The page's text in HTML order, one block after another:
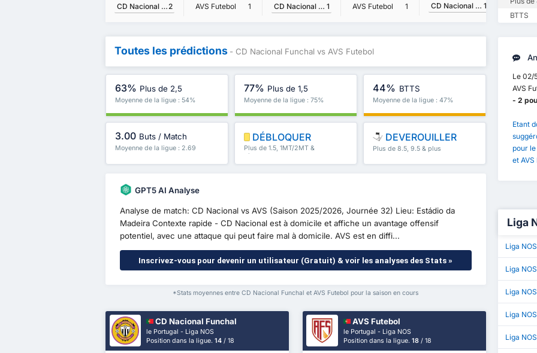
CD Nacional Funchal 2
AVS Futebol
1
CD Nacional Funchal 1
AVS Futebol
1
CD Nacional Funchal 1
Toutes les prédictions - CD Nacional Funchal vs AVS Futebol
63% Plus de 2,5
Moyenne de la ligue : 54%
77% Plus de 1,5
Moyenne de la ligue : 75%
44% BTTS
Moyenne de la ligue : 47%
3.00 Buts / Match
Moyenne de la ligue : 2.69
DÉBLOQUER
Plus de 1.5, 1MT/2MT &
plus
DEVEROUILLER
Plus de 8.5, 9.5 & plus
GPT5 AI Analyse
Analyse de match: CD Nacional vs AVS (Saison 2025/2026, Journée 32) Lieu: Estádio da
Madeira Contexte rapide - CD Nacional est à domicile et affiche un avantage offensif
potentiel, avec une attaque qui peut faire mal à domicile. AVS est en diffi...
Inscrivez-vous pour devenir un utilisateur (Gratuit) & voir les analyses des Stats »
*Stats moyennes entre CD Nacional Funchal et AVS Futebol pour la saison en cours
CD Nacional Funchal
le Portugal - Liga NOS
Position dans la ligue.14 / 18
AVS Futebol
le Portugal - Liga NOS
Position dans la ligue.18 / 18
BTTS
Le 02/
AVS
- 2
Etant
pour
et AVS
Liga
Liga
Liga
Liga
Liga
Liga